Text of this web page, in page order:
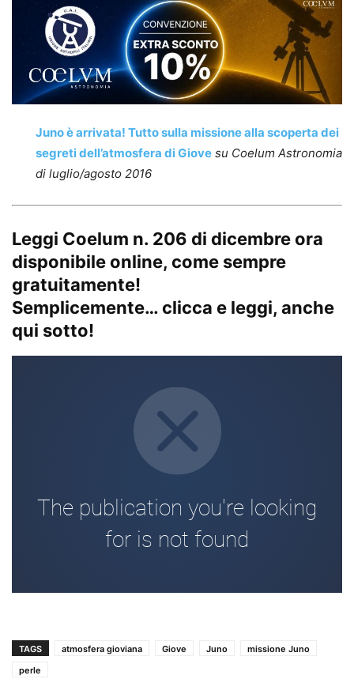
Juno è arrivata! Tutto sulla missione alla scoperta dei
segreti dell’atmosfera di Giove su Coelum Astronomia
di luglio/agosto 2016
Leggi Coelum n. 206 di dicembre ora
disponibile online, come sempre
gratuitamente!
Semplicemente… clicca e leggi, anche
qui sotto!
TAGS atmosfera gioviana Giove Juno
missione Juno
perle